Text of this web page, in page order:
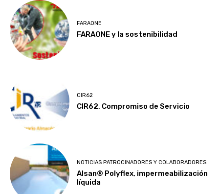
FARAONE
FARAONE y la sostenibilidad
CIR62
CIR62, Compromiso de Servicio
NOTICIAS PATROCINADORES Y COLABORADORES
Alsan® Polyflex, impermeabilización
líquida